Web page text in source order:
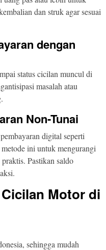
dan struk agar sesuai
dengan
status cicilan muncul di
masalah atau
Non-Tunai
digital seperti
ini untuk mengurangi
Pastikan saldo
Motor di
sehingga mudah